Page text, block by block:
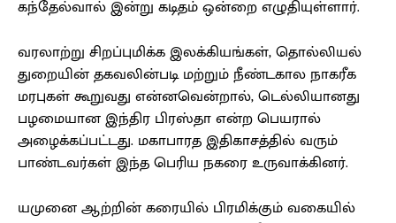
கந்தேல்வால் இன்று கடிதம் ஒன்றை எழுதியுள்ளார்.
வரலாற்று சிறப்புமிக்க இலக்கியங்கள், தொல்லியல்
துறையின் தகவலின்படி மற்றும் நீண்டகால நாகரீக
மரபுகள் கூறுவது என்னவென்றால், டெல்லியானது
பழமையான இந்திர பிரஸ்தா என்ற பெயரால்
அழைக்கப்பட்டது. மகாபாரத இதிகாசத்தில் வரும்
பாண்டவர்கள் இந்த பெரிய நகரை உருவாக்கினர்.
யமுனை ஆற்றின் கரையில் பிரமிக்கும் வகையில்